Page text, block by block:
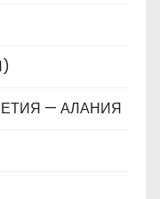
— АЛАНИЯ